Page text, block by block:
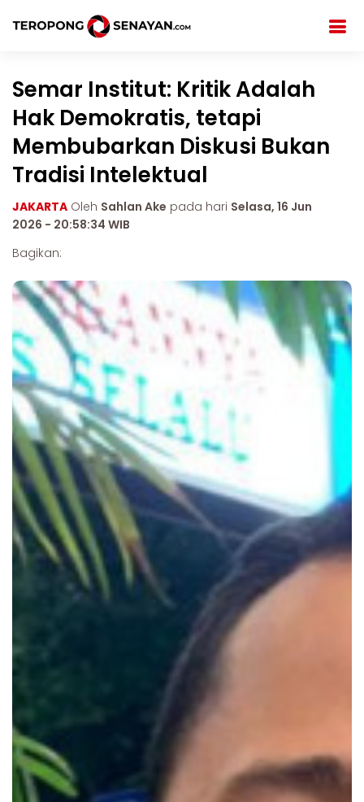
Semar Institut: Kritik Adalah
Hak Demokratis, tetapi
Membubarkan Diskusi Bukan
Tradisi Intelektual
JAKARTA Oleh Sahlan Ake pada hari Selasa, 16 Jun
2026 - 20:58:34 WIB
Bagikan: